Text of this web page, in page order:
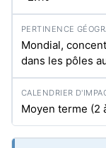
Mondial,
dans les pôles
Moyen terme (2